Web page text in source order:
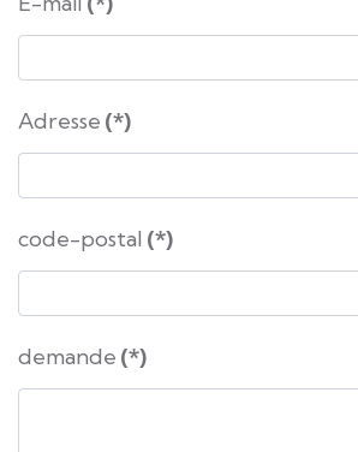
Adresse (*)
code-postal (*)
demande (*)